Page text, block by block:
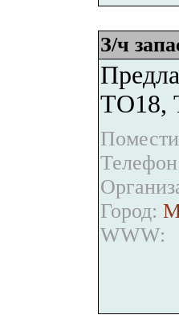
З/ч
ТО18,
Город:
WWW: